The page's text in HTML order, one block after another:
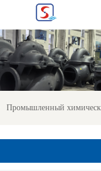
Промышленный